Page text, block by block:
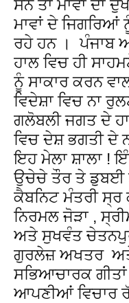
ਸਨ ਤਾਂ ਮਾਵਾਂ ਦਾ
ਮਾਵਾਂ ਦੇ ਜਿਗਰਿਆਂ
ਰਹੇ ਹਨ । ਪੰਜਾਬ
ਹਾਲ ਵਿਚ ਹੀ
ਨੂੰ ਸਾਕਾਰ ਕਰਨ
ਵਿਦੇਸ਼ਾ ਵਿਚ ਨਾ
ਗਲੋਬਲੀ ਜਗਤ ਦੇ
ਵਿਚ ਦੇਸ਼ ਭਗਤੀ ਦੇ
ਇਹ ਮੇਲਾ ਸ਼ਾਲਾ !
ਉਚੇਚੇ ਤੌਰ ਤੇ ਡੁਬਈ
ਕੈਬਨਿਟ ਮੰਤਰੀ ਸ੍ਰ
ਨਿਰਮਲ ਜੋੜਾ ,
ਅਤੇ ਸੁਖਵੰਤ
ਗੁਰਲੇਜ਼ ਅਖਤਰ ਅਤੇ
ਸਭਿਆਚਾਰਕ
ਆਪਣੀਆਂ ਵਿਚਾਰ